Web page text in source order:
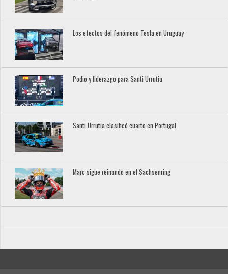
Los efectos del fenómeno Tesla en Uruguay
Podio y liderazgo para Santi Urrutia
Santi Urrutia clasificó cuarto en Portugal
Marc sigue reinando en el Sachsenring